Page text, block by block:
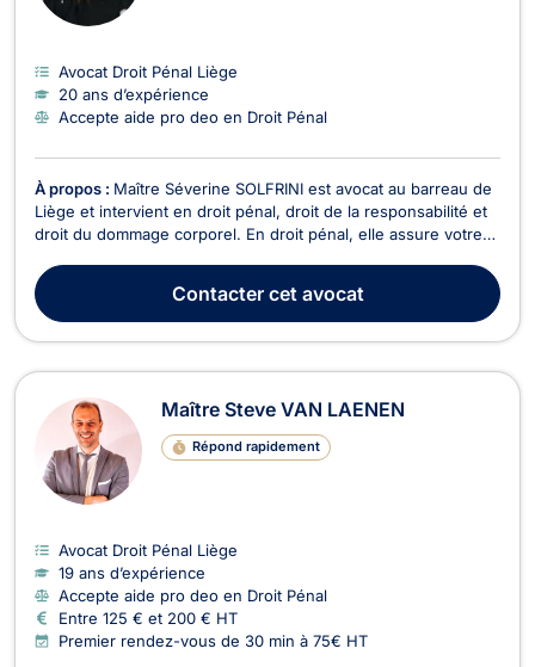
Avocat Droit Pénal Liège
20 ans d’expérience
Accepte aide pro deo en Droit Pénal
À propos : Maître Séverine SOLFRINI est avocat au barreau de
Liège et intervient en droit pénal, droit de la responsabilité et
droit du dommage corporel. En droit pénal, elle assure votre
procédure de plein contentieux, que vous soyez victimes ou
auteurs de crimes ou délits ou pour...
Contactercet avocat
Maître Steve VAN LAENEN
Répond rapidement
Avocat Droit Pénal Liège
19 ans d’expérience
Accepte aide pro deo en Droit Pénal
Entre 125 € et 200 € HT
Premier rendez-vous de 30 min à 75€ HT